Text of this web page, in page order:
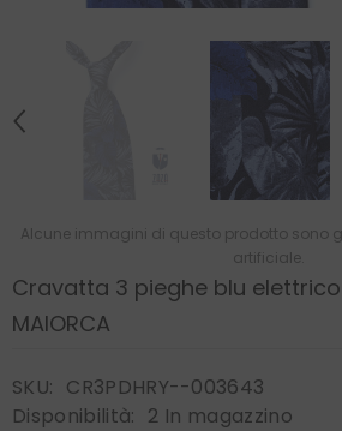
Alcune immagini di questo prodotto sono
artificiale.
Cravatta 3 pieghe blu
MAIORCA
SKU: CR3PDHRY--003643
Disponibilità: 2 In magazzino